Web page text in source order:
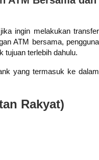
ingin melakukan transfer
ATM bersama, pengguna
tujuan terlebih dahulu.
yang termasuk ke dalam
Rakyat)